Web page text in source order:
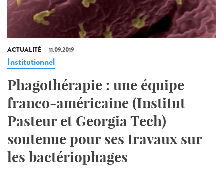
ACTUALITÉ 11.09.2019
Institutionnel
Phagothérapie : une équipe
franco-américaine (Institut
Pasteur et Georgia Tech)
soutenue pour ses travaux sur
les bactériophages